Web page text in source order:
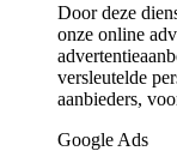
Door deze
onze online
versleutelde
aanbieders,
Google Ads